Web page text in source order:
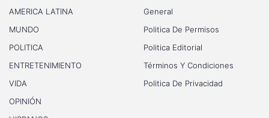
AMERICA LATINA
MUNDO
POLITICA
ENTRETENIMIENTO
VIDA
OPINIÓN
General
Politica De Permisos
Politica Editorial
Términos Y Condiciones
Politica De Privacidad